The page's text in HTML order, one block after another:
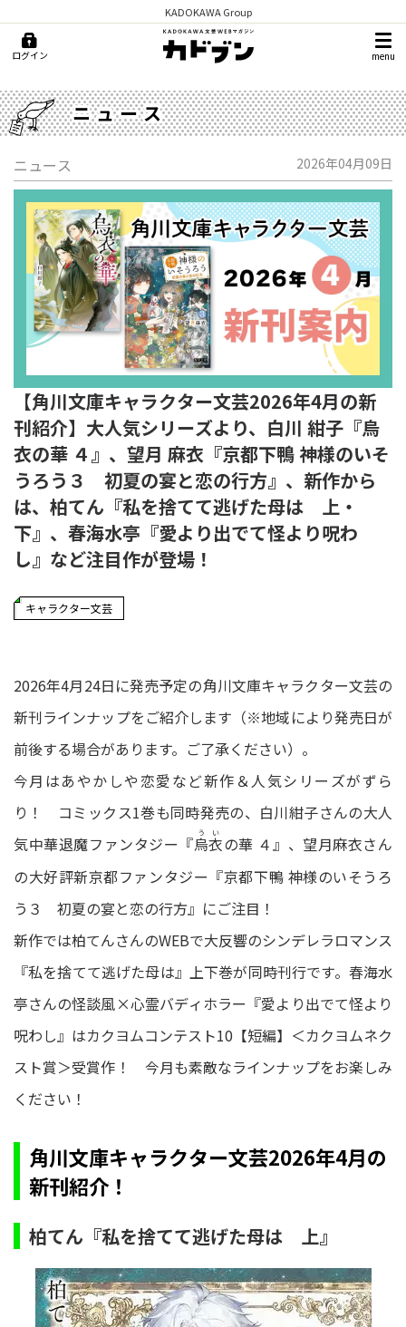
KADOKAWA Group
ログイン menu
ニュース
ニュース 2026年04月09日
【角川文庫キャラクター文芸2026年4月の新
刊紹介】大人気シリーズより、白川 紺子『烏
衣の華 ４』、望月 麻衣『京都下鴨 神様のいそ
うろう３ 初夏の宴と恋の行方』、新作から
は、柏てん『私を捨てて逃げた母は 上・
下』、春海水亭『愛より出でて怪より呪わ
し』など注目作が登場！
キャラクター文芸
2026年4月24日に発売予定の角川文庫キャラクター文芸の
新刊ラインナップをご紹介します（※地域により発売日が
前後する場合があります。ご了承ください）。
今月はあやかしや恋愛など新作＆人気シリーズがずら
り！ コミックス1巻も同時発売の、白川紺子さんの大人
気中華退魔ファンタジー『烏衣
うい
の華 ４』、望月麻衣さん
の大好評新京都ファンタジー『京都下鴨 神様のいそうろ
う３ 初夏の宴と恋の行方』にご注目！
新作では柏てんさんのWEBで大反響のシンデレラロマンス
『私を捨てて逃げた母は』上下巻が同時刊行です。春海水
亭さんの怪談風×心霊バディホラー『愛より出でて怪より
呪わし』はカクヨムコンテスト10【短編】＜カクヨムネク
スト賞＞受賞作！ 今月も素敵なラインナップをお楽しみ
ください！
角川文庫キャラクター文芸2026年4月の
新刊紹介！
柏てん『私を捨てて逃げた母は 上』